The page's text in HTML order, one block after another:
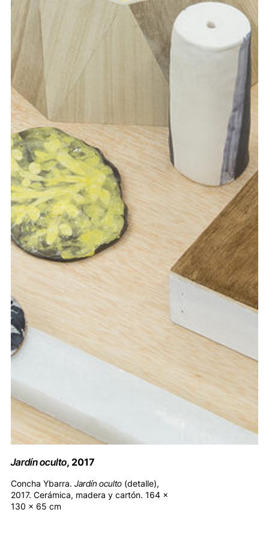
Jardín oculto, 2017
Concha Ybarra. Jardín oculto (detalle),
2017. Cerámica, madera y cartón. 164 x
130 x 65 cm